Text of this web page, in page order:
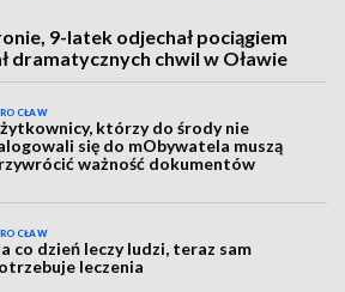
9-latek odjechał pociągiem
dramatycznych chwil w Oławie
którzy do środy nie
się do mObywatela muszą
ważność dokumentów
co dzień leczy ludzi, teraz sam
leczenia